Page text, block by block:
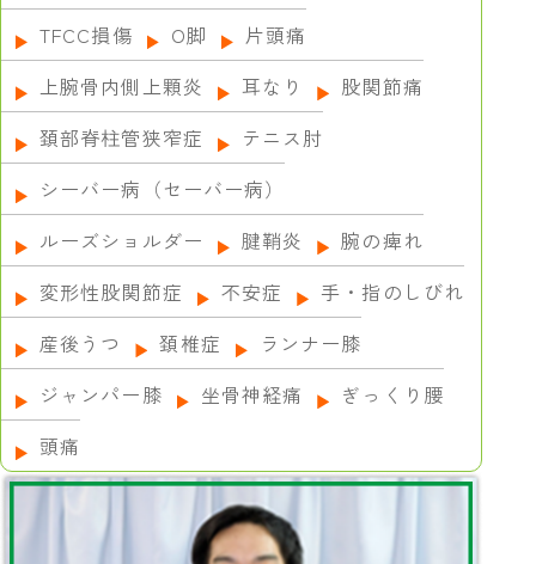
TFCC損傷
О脚
片頭痛
上腕骨内側上顆炎
耳なり
股関節痛
頚部脊柱管狭窄症
テニス肘
シーバー病（セーバー病）
ルーズショルダー
腱鞘炎
腕の痺れ
変形性股関節症
不安症
手・指のしびれ
産後うつ
頚椎症
ランナー膝
ジャンパー膝
坐骨神経痛
ぎっくり腰
頭痛